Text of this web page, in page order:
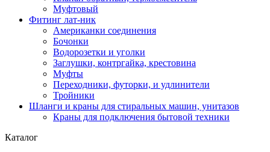
Муфтовый
Фитинг лат-ник
Американки соединения
Бочонки
Водорозетки и уголки
Заглушки, контргайка, крестовина
Муфты
Переходники, футорки, и удлинители
Тройники
Шланги и краны для стиральных машин, унитазов
Краны для подключения бытовой техники
Каталог